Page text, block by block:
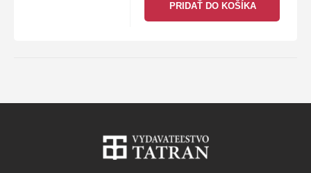
Pre hlbšie…PRIDAŤ DO KOŠÍKA